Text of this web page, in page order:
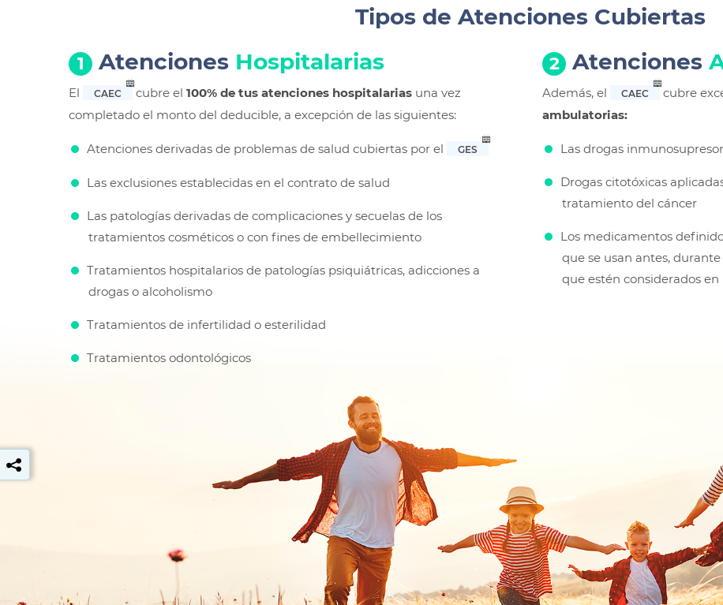
Tipos de Atenciones Cubiertas
1 Atenciones Hospitalarias
El CAEC cubre el 100% de tus atenciones hospitalarias una vez
completado el monto del deducible, a excepción de las siguientes:
Atenciones derivadas de problemas de salud cubiertas por el GES
Las exclusiones establecidas en el contrato de salud
Las patologías derivadas de complicaciones y secuelas de los
tratamientos cosméticos o con fines de embellecimiento
Tratamientos hospitalarios de patologías psiquiátricas, adicciones a
drogas o alcoholismo
Tratamientos de infertilidad o esterilidad
Tratamientos odontológicos
2 Atenciones
Además, el CAEC cubre
ambulatorias:
Las drogas
Drogas citotóxicas
tratamiento del cáncer
Los medicamentos
que se usan antes,
que estén considerados